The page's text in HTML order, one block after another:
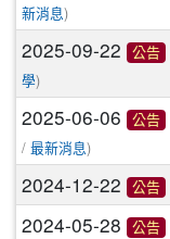
新消息)
2025-09-22 公告
學)
2025-06-06 公告
/ 最新消息)
2024-12-22 公告
2024-05-28 公告